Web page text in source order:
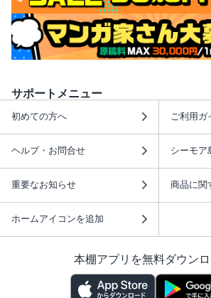
サポートメニュー
初めての方へ ご利用ガ
ヘルプ・お問合せ シーモア
重要なお知らせ 商品に関
ホームアイコンを追加
本棚アプリを無料ダウンロ